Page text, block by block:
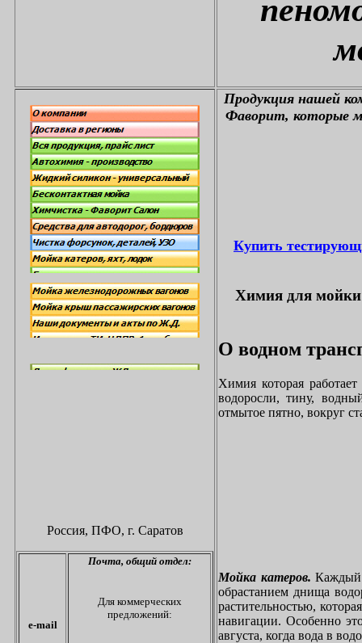
Россия, ПФО, г. Саратов
e-mail
Почта, общий отдел:
Для коммерческих
предложений:
Продукция нашей
Фаворит, которые
Купить
Химия для мойки
О водном
Химия которая
водоросли, тину,
отмытое пятно, вокруг
Мойка катеров. Каждый
обрастанием днища
растительностью,
навигации. Особенно
августа, когда вода в